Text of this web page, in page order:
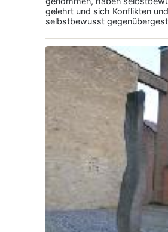
gelehrt und sich Konflikten
selbstbewusst